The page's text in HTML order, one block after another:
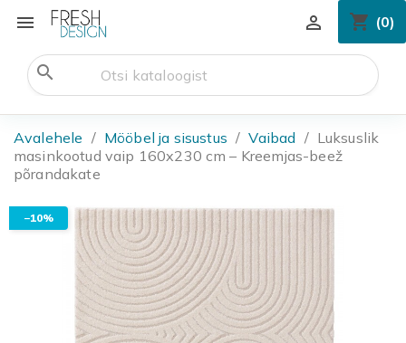
 shopping_cart (0)

search
Avalehele Mööbel ja sisustus Vaibad
Luksuslik
masinkootud vaip 160x230 cm – Kreemjas-beež
põrandakate
−10%